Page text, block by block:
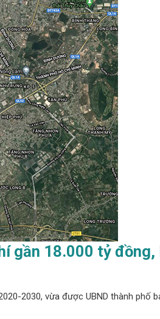
gần 18.000 tỷ
2030, vừa được UBND thành phố